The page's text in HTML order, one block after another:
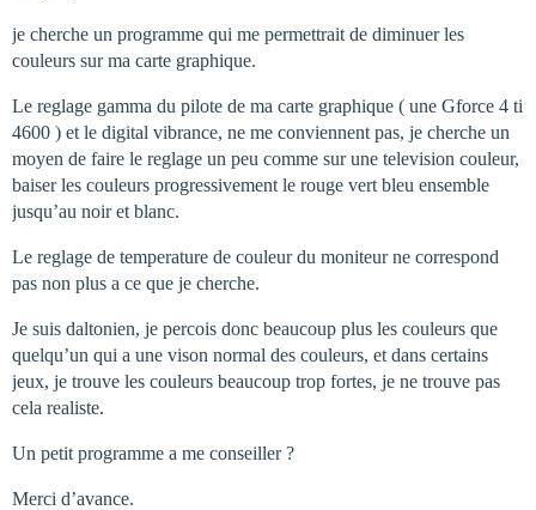
je cherche un programme qui me permettrait de diminuer les
couleurs sur ma carte graphique.
Le reglage gamma du pilote de ma carte graphique ( une Gforce 4 ti
4600 ) et le digital vibrance, ne me conviennent pas, je cherche un
moyen de faire le reglage un peu comme sur une television couleur,
baiser les couleurs progressivement le rouge vert bleu ensemble
jusqu’au noir et blanc.
Le reglage de temperature de couleur du moniteur ne correspond
pas non plus a ce que je cherche.
Je suis daltonien, je percois donc beaucoup plus les couleurs que
quelqu’un qui a une vison normal des couleurs, et dans certains
jeux, je trouve les couleurs beaucoup trop fortes, je ne trouve pas
cela realiste.
Un petit programme a me conseiller ?
Merci d’avance.